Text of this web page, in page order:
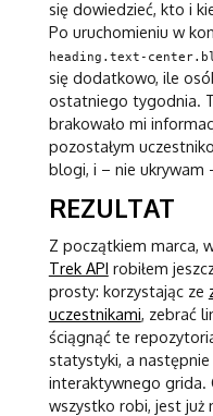
się dowiedzieć, kto i
Po uruchomieniu w
heading.text-
się dodatkowo, ile
ostatniego tygodnia.
brakowało mi
pozostałym
blogi, i – nie ukrywam
REZULTAT
Z początkiem marca,
Trek API robiłem
prosty: korzystając ze
uczestnikami, zebrać
ściągnąć te
statystyki, a
interaktywnego grida.
wszystko robi, jest już